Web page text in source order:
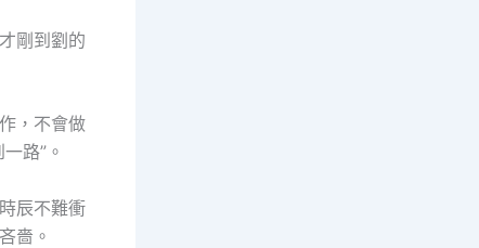
剛到劉的
，不會做
路”。
辰不難衝
嗇。